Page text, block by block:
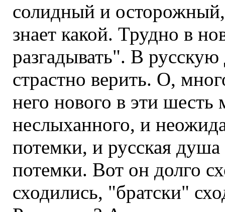
солидный и
знает какой. Трудно в
разгадывать". В
страстно верить. О,
него нового в эти шесть
неслыханного, и
потемки, и русская
потемки. Вот он долго
сходились, "братски"